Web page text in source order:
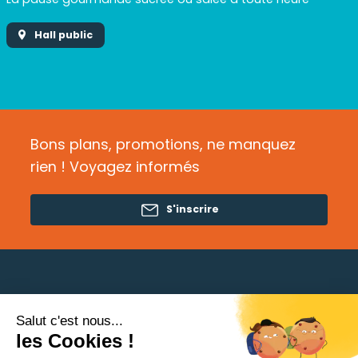
Salut c'est nous...
les Cookies !
Hall public
Bons plans, promotions, ne manquez
rien ! Voyagez informés
S'inscrire
Besoin d'aide ?